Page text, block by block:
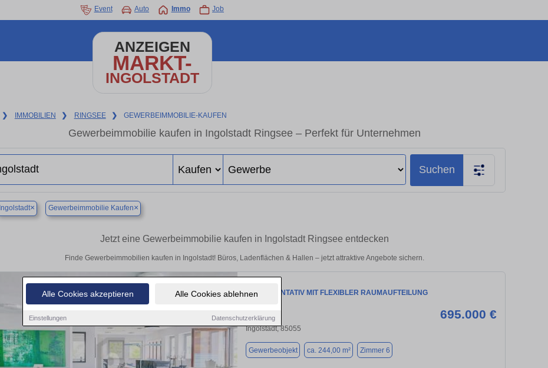
Alle Cookies akzeptieren Alle Cookies ablehnen
Einstellungen Datenschutzerklärung
Event Auto Immo Job
ANZEIGEN
MARKT-
INGOLSTADT
❯ IMMOBILIEN ❯ RINGSEE ❯ GEWERBEIMMOBILIE-KAUFEN
Gewerbeimmobilie kaufen in Ingolstadt Ringsee – Perfekt für Unternehmen
Suchen
Ingolstadt× Gewerbeimmobilie Kaufen×
Jetzt eine Gewerbeimmobilie kaufen in Ingolstadt Ringsee entdecken
Finde Gewerbeimmobilien kaufen in Ingolstadt! Büros, Ladenflächen & Hallen – jetzt attraktive Angebote sichern.
REPRÄSENTATIV MIT FLEXIBLER RAUMAUFTEILUNG
695.000 €
Ingolstadt, 85055
Gewerbeobjekt ca. 244,00 m² Zimmer 6